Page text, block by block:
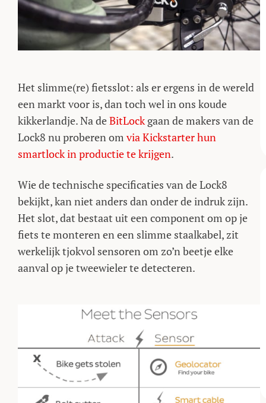
Het slimme(re) fietsslot: als er ergens in de wereld
een markt voor is, dan toch wel in ons koude
kikkerlandje. Na deBitLockgaan de makers van de
Lock8 nu proberen om via Kickstarter hun
smartlock in productie te krijgen.
Wie de technische specificaties van de Lock8
bekijkt, kan niet anders dan onder de indruk zijn.
Het slot, dat bestaat uit een component om op je
fiets te monteren en een slimme staalkabel, zit
werkelijk tjokvol sensoren om zo’n beetje elke
aanval op je tweewieler te detecteren.